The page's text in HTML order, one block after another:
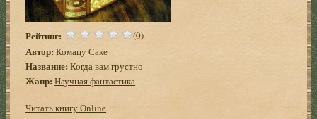
Рейтинг: (0)
Автор: Комацу Саке
Название: Когда вам грустно
Жанр: Научная фантастика
Читать книгу Online